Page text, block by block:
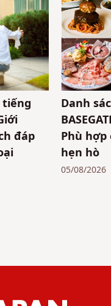
tiếng
đáp
Danh
Phù
hẹn hò
05/08/2026